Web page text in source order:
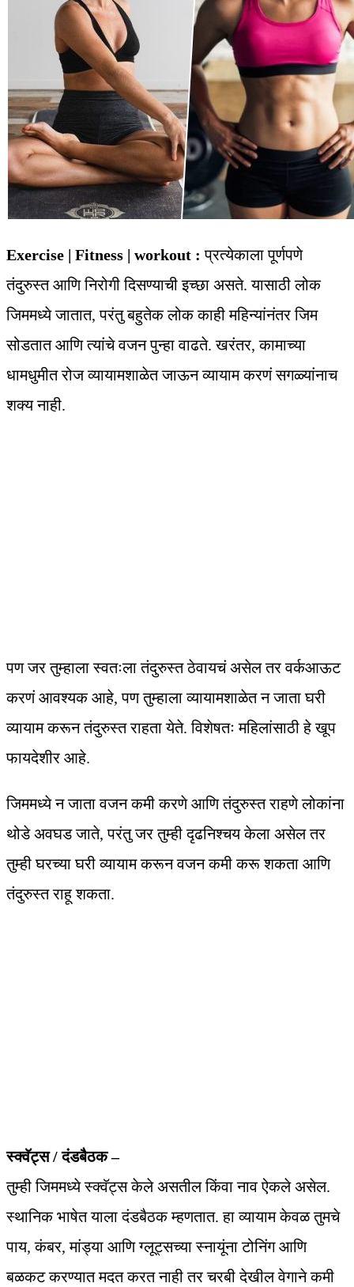
Exercise | Fitness | workout : प्रत्येकाला पूर्णपणे
तंदुरुस्त आणि निरोगी दिसण्याची इच्छा असते. यासाठी लोक
जिममध्ये जातात, परंतु बहुतेक लोक काही महिन्यांनंतर जिम
सोडतात आणि त्यांचे वजन पुन्हा वाढते. खरंतर, कामाच्या
धामधुमीत रोज व्यायामशाळेत जाऊन व्यायाम करणं सगळ्यांनाच
शक्य नाही.
पण जर तुम्हाला स्वतःला तंदुरुस्त ठेवायचं असेल तर वर्कआऊट
करणं आवश्यक आहे, पण तुम्हाला व्यायामशाळेत न जाता घरी
व्यायाम करून तंदुरुस्त राहता येते. विशेषतः महिलांसाठी हे खूप
फायदेशीर आहे.
जिममध्ये न जाता वजन कमी करणे आणि तंदुरुस्त राहणे लोकांना
थोडे अवघड जाते, परंतु जर तुम्ही दृढनिश्चय केला असेल तर
तुम्ही घरच्या घरी व्यायाम करून वजन कमी करू शकता आणि
तंदुरुस्त राहू शकता.
स्क्वॅट्स / दंडबैठक –
तुम्ही जिममध्ये स्क्वॅट्स केले असतील किंवा नाव ऐकले असेल.
स्थानिक भाषेत याला दंडबैठक म्हणतात. हा व्यायाम केवळ तुमचे
पाय, कंबर, मांड्या आणि ग्लूट्सच्या स्नायूंना टोनिंग आणि
बळकट करण्यात मदत करत नाही तर चरबी देखील वेगाने कमी